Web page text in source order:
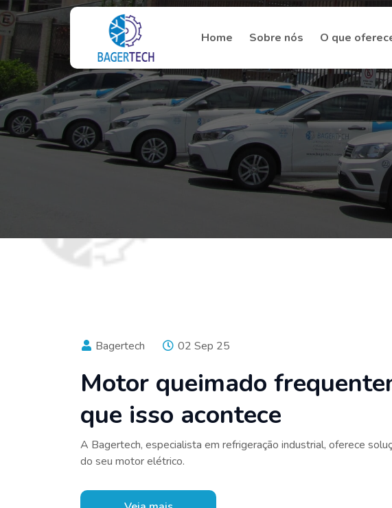
Home Sobre nós O que
Bagertech 02 Sep 25
Motor queimado
que isso acontece
A Bagertech, especialista em refrigeração industrial, oferece
do seu motor elétrico.